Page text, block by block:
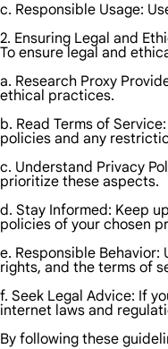
c. Responsible Usage:
2. Ensuring Legal and
To ensure legal and
a. Research Proxy
ethical practices.
b. Read Terms of
policies and any
c. Understand Privacy
prioritize these aspects.
d. Stay Informed: Keep
policies of your chosen
e. Responsible
rights, and the terms of
f. Seek Legal Advice: If
internet laws and
By following these